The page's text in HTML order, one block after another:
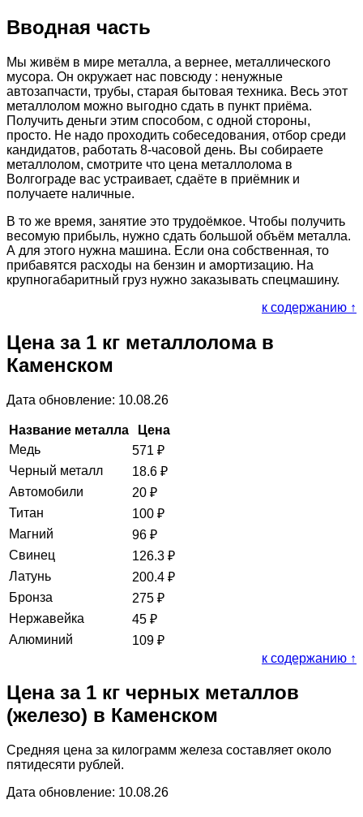
Вводная часть
Мы живём в мире металла, а вернее, металлического
мусора. Он окружает нас повсюду : ненужные
автозапчасти, трубы, старая бытовая техника. Весь этот
металлолом можно выгодно сдать в пункт приёма.
Получить деньги этим способом, с одной стороны,
просто. Не надо проходить собеседования, отбор среди
кандидатов, работать 8-часовой день. Вы собираете
металлолом, смотрите что цена металлолома в
Волгограде вас устраивает, сдаёте в приёмник и
получаете наличные.
В то же время, занятие это трудоёмкое. Чтобы получить
весомую прибыль, нужно сдать большой объём металла.
А для этого нужна машина. Если она собственная, то
прибавятся расходы на бензин и амортизацию. На
крупногабаритный груз нужно заказывать спецмашину.
к содержанию ↑
Цена за 1 кг металлолома в
Каменском
Дата обновление: 10.08.26
Название металла
Цена
Медь
571 ₽
Черный металл
18.6 ₽
Автомобили
20 ₽
Титан
100 ₽
Магний
96 ₽
Свинец
126.3 ₽
Латунь
200.4 ₽
Бронза
275 ₽
Нержавейка
45 ₽
Алюминий
109 ₽
к содержанию ↑
Цена за 1 кг черных металлов
(железо) в Каменском
Средняя цена за килограмм железа составляет около
пятидесяти рублей.
Дата обновление: 10.08.26